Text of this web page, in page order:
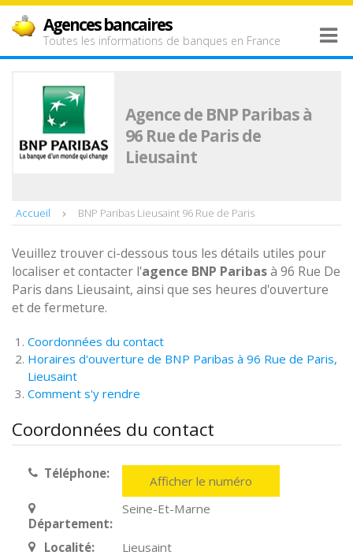
Agences bancaires
Toutes les informations de banques en France
Agence de BNP Paribas à
96 Rue de Paris de
Lieusaint
Accueil BNP Paribas Lieusaint 96 Rue de Paris
Veuillez trouver ci-dessous tous les détails utiles pour
localiser et contacter l'agence BNP Paribasà 96 Rue De
Paris dans Lieusaint, ainsi que ses heures d'ouverture
et de fermeture.
Coordonnées du contact
Horaires d'ouverture de BNP Paribas à 96 Rue de Paris,
Lieusaint
Comment s'y rendre
Coordonnées du contact
Téléphone: Afficher le numéro
Département:
Seine-Et-Marne
Localité:
Lieusaint